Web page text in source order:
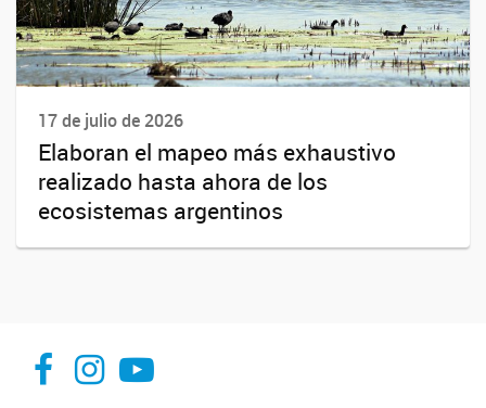
17 de julio de 2026
Elaboran el mapeo más exhaustivo
realizado hasta ahora de los
ecosistemas argentinos
facebook
instagram
Youtube